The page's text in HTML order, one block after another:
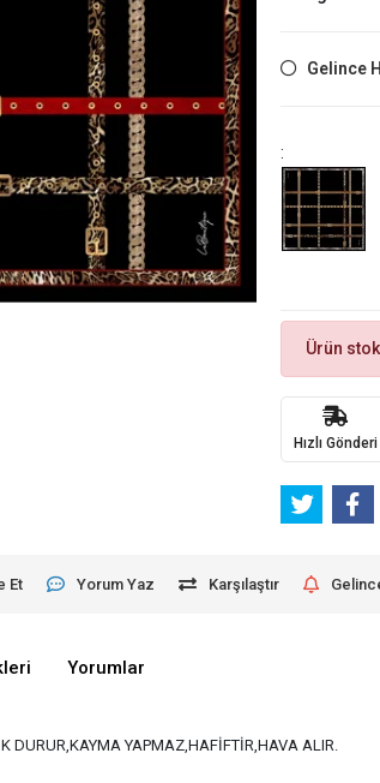
Gelince
:
Ürün
Hızlı Gönderi
Et Yorum Yaz Karşılaştır
Yorumlar
DURUR,KAYMA YAPMAZ,HAFİFTİR,HAVA ALIR.